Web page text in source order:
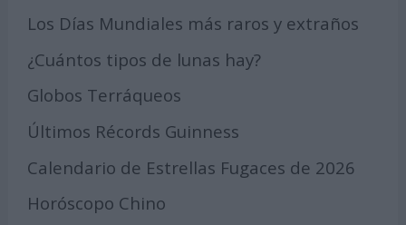
Los Días Mundiales más raros y extraños
¿Cuántos tipos de lunas hay?
Globos Terráqueos
Últimos Récords Guinness
Calendario de Estrellas Fugaces de 2026
Horóscopo Chino